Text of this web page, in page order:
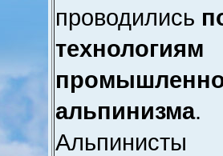
проводились
технологиям
альпинизма.
Альпинисты